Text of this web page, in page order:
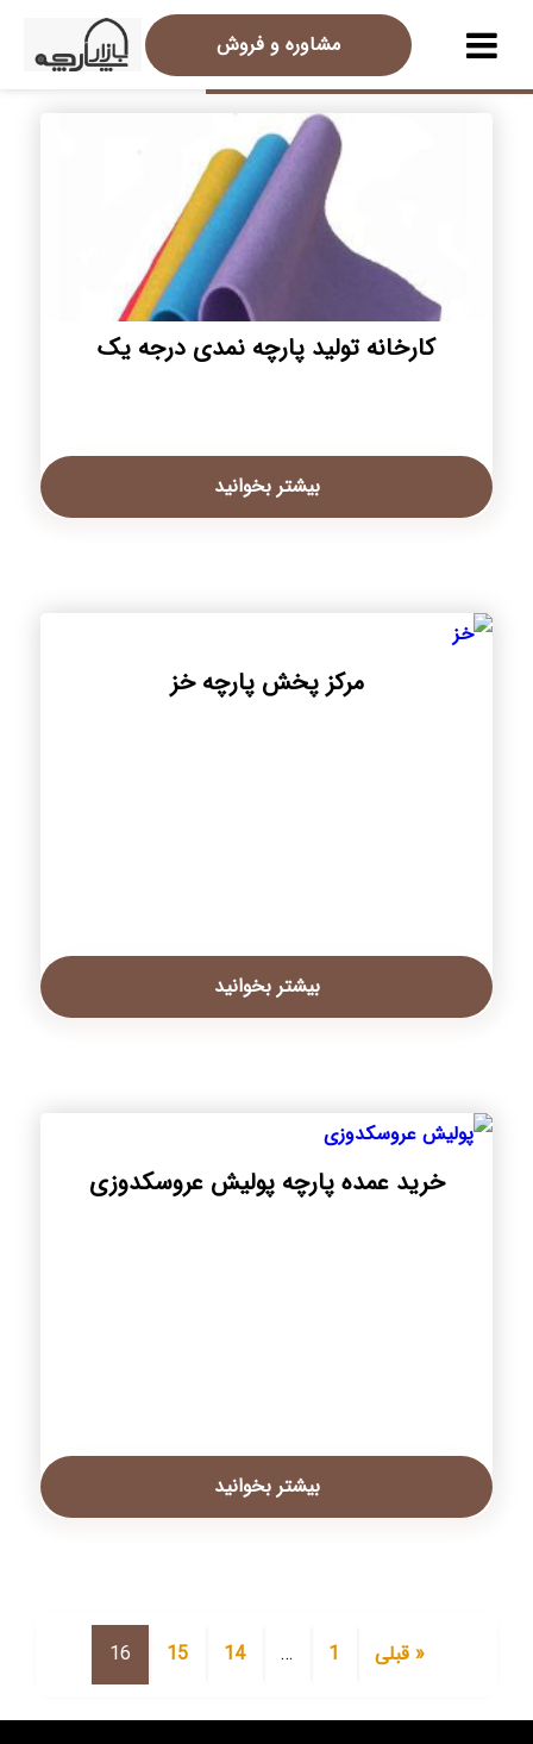
مشاوره و فروش
کارخانه تولید پارچه نمدی درجه یک
بیشتر بخوانید
مرکز پخش پارچه خز
بیشتر بخوانید
خرید عمده پارچه پولیش عروسکدوزی
بیشتر بخوانید
« قبلی 1
…
14
15
16